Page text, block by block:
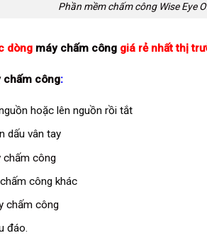
Phần mềm chấm công Wise Eye
dòng máy chấm công giá rẻ nhất thị
chấm công:
hoặc lên nguồn rồi tắt
dấu vân tay
chấm công
công khác
chấm công
đáo.